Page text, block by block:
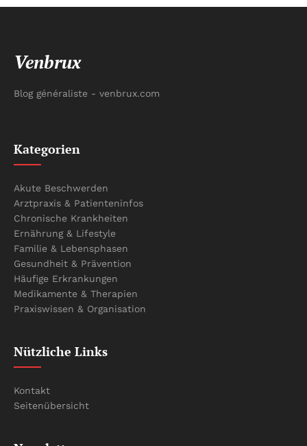
Venbrux
Blog généraliste - venbrux.com
Kategorien
Akute Beschwerden
Arztpraxis & Patienteninfos
Chronische Krankheiten
Ernährung & Lifestyle
Familie & Lebensphasen
Gesundheit & Prävention
Häufige Erkrankungen
Medikamente & Therapien
Praxiswissen & Organisation
Nützliche Links
Kontakt
Seitenübersicht